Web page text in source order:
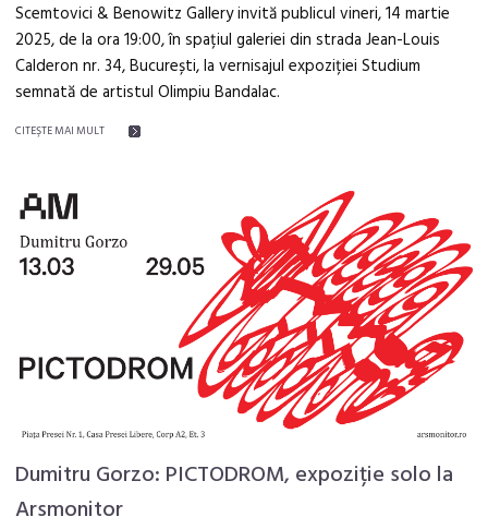
Scemtovici & Benowitz Gallery invită publicul vineri, 14 martie
2025, de la ora 19:00, în spațiul galeriei din strada Jean-Louis
Calderon nr. 34, București, la vernisajul expoziției Studium
semnată de artistul Olimpiu Bandalac.
CITEŞTE MAI MULT
Dumitru Gorzo: PICTODROM, expoziție solo la
Arsmonitor